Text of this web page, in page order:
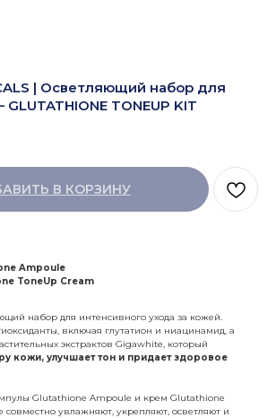
| Осветляющий набор для
TONEUP KIT
В КОРЗИНУ
Ampoule
ToneUp Cream
набор для интенсивного ухода за кожей.
включая глутатион и ниацинамид, а
экстрактов Gigawhite, который
кожи, улучшает тон и придает здоровое
Glutathione Ampoule и крем Glutathione
совместно увлажняют, укрепляют, осветляют и